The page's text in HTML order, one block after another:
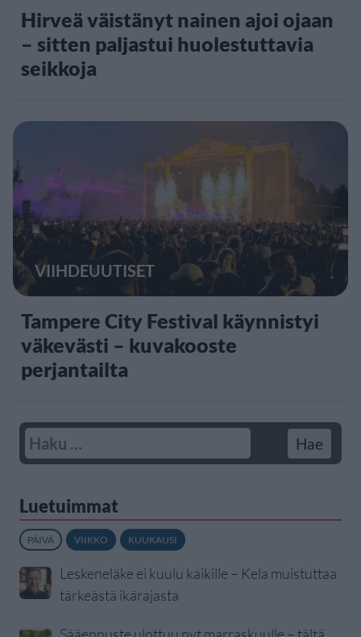
Hirveä väistänyt nainen ajoi ojaan
– sitten paljastui huolestuttavia
seikkoja
VIIHDEUUTISET
Tampere City Festival käynnistyi
väkevästi – kuvakooste
perjantailta
Luetuimmat
PÄIVÄ VIIKKO KUUKAUSI
Leskeneläke ei kuulu kaikille – Kela muistuttaa
tärkeästä ikärajasta